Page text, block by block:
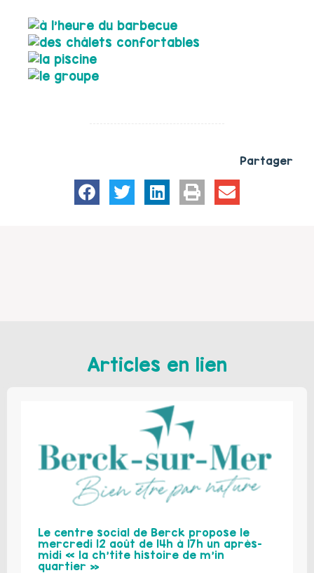
Partager
Articles en lien
Le centre social de Berck propose le
mercredi 12 août de 14h à 17h un après-
midi « la ch’tite histoire de m’in
quartier »